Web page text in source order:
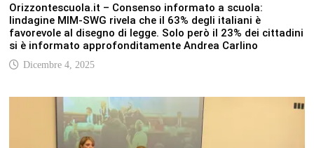
Orizzontescuola.it – Consenso informato a scuola:
lindagine MIM-SWG rivela che il 63% degli italiani è
favorevole al disegno di legge. Solo però il 23% dei cittadini
si è informato approfonditamente Andrea Carlino
Dicembre 4, 2025